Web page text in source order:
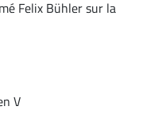
Felix Bühler sur la
V